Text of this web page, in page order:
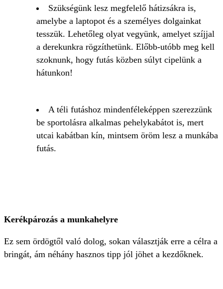
Szükségünk lesz megfelelő hátizsákra is,
amelybe a laptopot és a személyes dolgainkat
tesszük. Lehetőleg olyat vegyünk, amelyet szíjjal
a derekunkra rögzíthetünk. Előbb-utóbb meg kell
szoknunk, hogy futás közben súlyt cipelünk a
hátunkon!
A téli futáshoz mindenféleképpen szerezzünk
be sportolásra alkalmas pehelykabátot is, mert
utcai kabátban kín, mintsem öröm lesz a munkába
futás.
Kerékpározás a munkahelyre
Ez sem ördögtől való dolog, sokan választják erre a célra a
bringát, ám néhány hasznos tipp jól jöhet a kezdőknek.